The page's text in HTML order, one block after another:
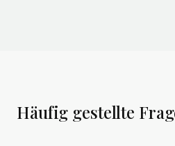
Häufig gestellte